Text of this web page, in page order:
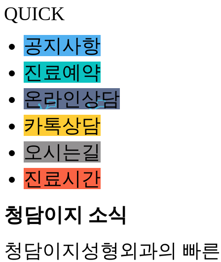
QUICK
공지사항
진료예약
온라인상담
카톡상담
오시는길
진료시간
청담이지 소식
청담이지성형외과의 빠